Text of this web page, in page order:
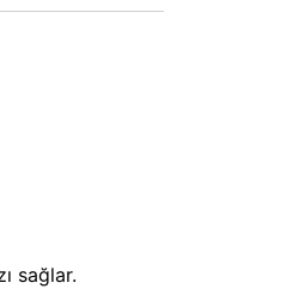
sağlar.